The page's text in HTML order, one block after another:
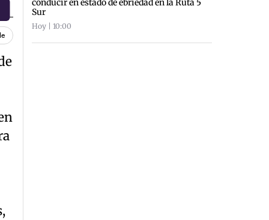
conducir en estado de ebriedad en la Ruta 5
Sur
Hoy | 10:00